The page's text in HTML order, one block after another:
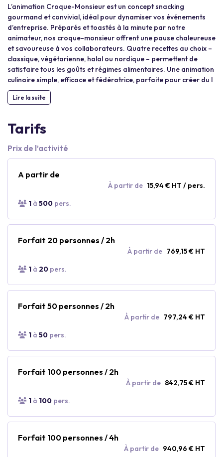
L’animation Croque-Monsieur est un concept snacking
gourmand et convivial, idéal pour dynamiser vos événements
d’entreprise. Préparés et toastés à la minute par notre
animateur, nos croque-monsieur offrent une pause chaleureuse
et savoureuse à vos collaborateurs. Quatre recettes au choix –
classique, végétarienne, halal ou nordique – permettent de
satisfaire tous les goûts et régimes alimentaires. Une animation
culinaire simple, efficace et fédératrice, parfaite pour créer du l
Lire la suite
Tarifs
Prix de l’activité
A partir de
À partir de 15,94 € HT / pers.
1 à 500 pers.
Forfait 20 personnes / 2h
À partir de 769,15 € HT
1 à 20 pers.
Forfait 50 personnes / 2h
À partir de 797,24 € HT
1 à 50 pers.
Forfait 100 personnes / 2h
À partir de 842,75 € HT
1 à 100 pers.
Forfait 100 personnes / 4h
À partir de 940,96 € HT